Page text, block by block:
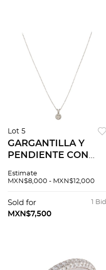
Lot 5
GARGANTILLA Y
PENDIENTE CON
BLANCO DE 14K.
brillante y 8x8 ~0.15
ct. Peso: 2.1 g
Estimate
MXN$8,000 - MXN$12,000
1 Bid
Sold for
MXN$7,500